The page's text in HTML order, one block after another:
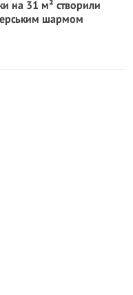
на 31 м² створили
шармом